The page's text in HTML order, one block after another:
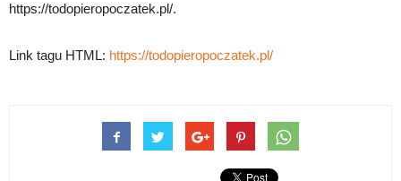
https://todopieropoczatek.pl/.
Link tagu HTML: https://todopieropoczatek.pl/